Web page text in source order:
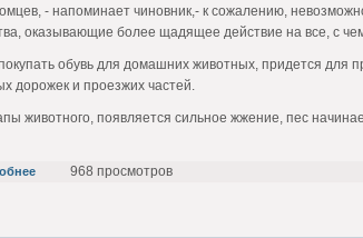
- напоминает чиновник,- к сожалению,
оказывающие более щадящее действие на все, с
обувь для домашних животных, придется для
дорожек и проезжих частей.
животного, появляется сильное жжение, пес
968 просмотров